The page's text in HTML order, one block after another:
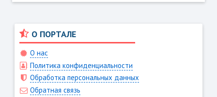
О ПОРТАЛЕ
О нас
Политика конфиденциальности
Обработка персональных данных
Обратная связь